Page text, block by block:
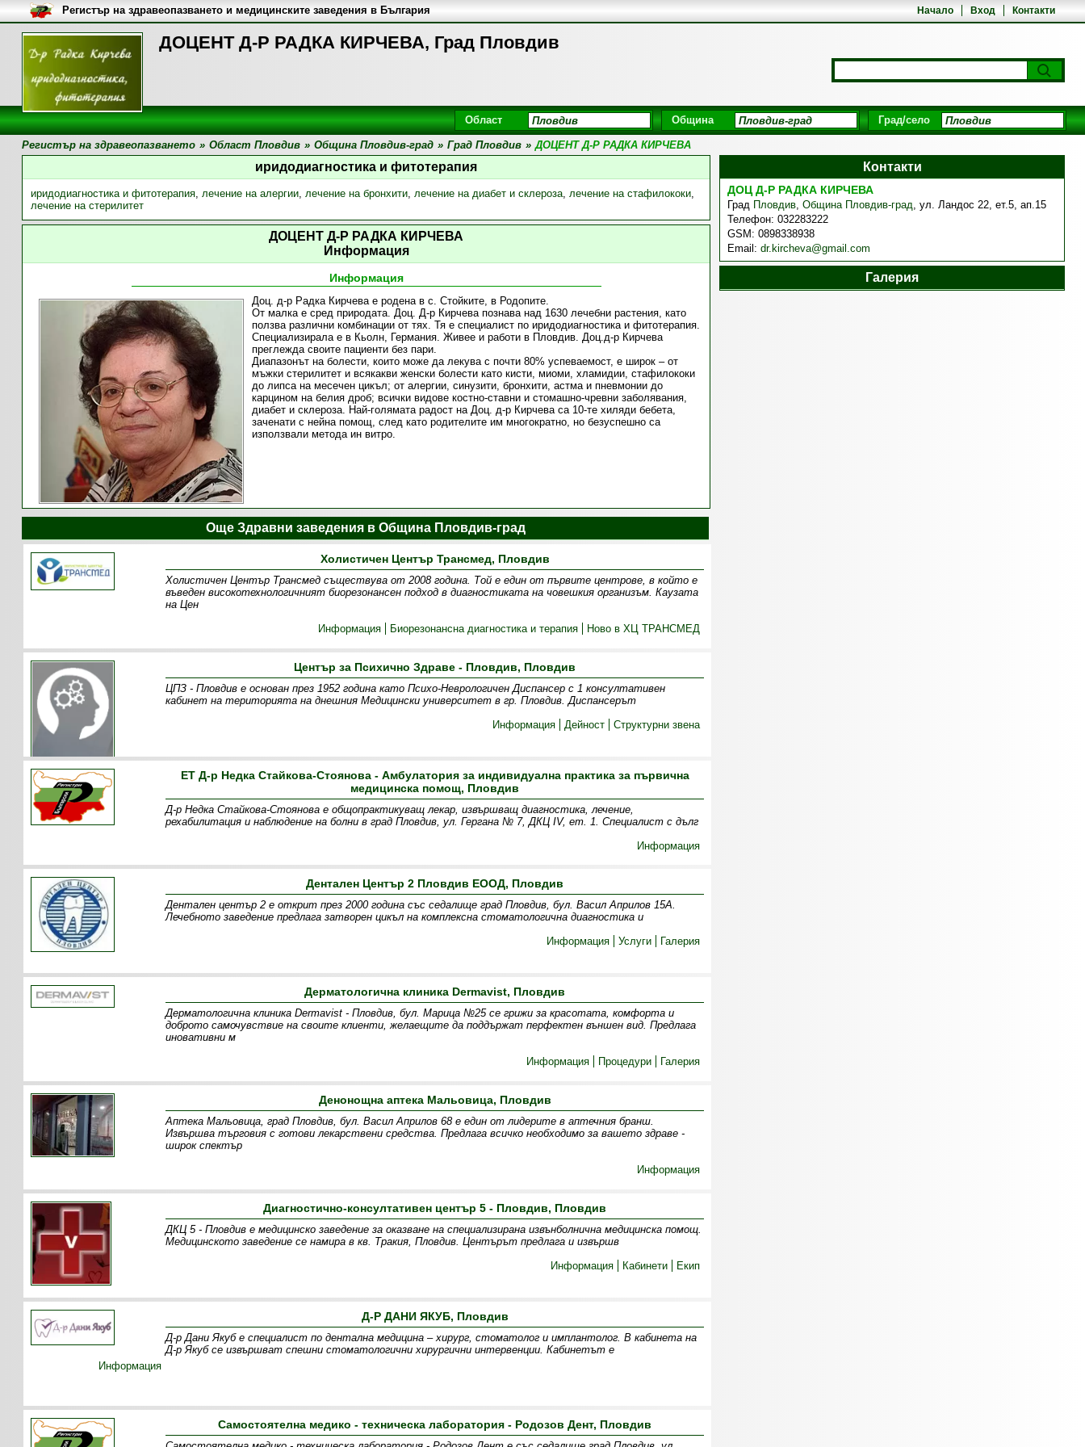
ДОЦЕНТ Д-Р РАДКА КИРЧЕВА, Град Пловдив
Начало Вход Контакти
Регистър на здравеопазването и медицинските заведения в България
Област Община Град/село
Регистър на здравеопазването » Област Пловдив » Община Пловдив-град » Град Пловдив » ДОЦЕНТ Д-Р РАДКА КИРЧЕВА
иридодиагностика и фитотерапия
иридодиагностика и фитотерапия, лечение на алергии, лечение на бронхити, лечение на диабет и склероза, лечение на стафилококи,
лечение на стерилитет
ДОЦЕНТ Д-Р РАДКА КИРЧЕВА
Информация
Информация
Доц. д-р Радка Кирчева е родена в с. Стойките, в Родопите.
От малка е сред природата. Доц. Д-р Кирчева познава над 1630 лечебни растения, като
ползва различни комбинации от тях. Тя е специалист по иридодиагностика и фитотерапия.
Специализирала е в Кьолн, Германия. Живее и работи в Пловдив. Доц.д-р Кирчева
преглежда своите пациенти без пари.
Диапазонът на болести, които може да лекува с почти 80% успеваемост, е широк – от
мъжки стерилитет и всякакви женски болести като кисти, миоми, хламидии, стафилококи
до липса на месечен цикъл; от алергии, синузити, бронхити, астма и пневмонии до
карцином на белия дроб; всички видове костно-ставни и стомашно-чревни заболявания,
диабет и склероза. Най-голямата радост на Доц. д-р Кирчева са 10-те хиляди бебета,
заченати с нейна помощ, след като родителите им многократно, но безуспешно са
използвали метода ин витро.
Контакти
ДОЦ Д-Р РАДКА КИРЧЕВА
Град Пловдив, Община Пловдив-град, ул. Ландос 22, ет.5, ап.15
Телефон: 032283222
GSM: 0898338938
Email: dr.kircheva@gmail.com
Галерия
Още Здравни заведения в Община Пловдив-град
Холистичен Център Трансмед, Пловдив
Холистичен Център Трансмед съществува от 2008 година. Той е един от първите центрове, в който е
въведен високотехнологичният биорезонансен подход в диагностиката на човешкия организъм. Каузата
на Цен
Информация
Биорезонансна диагностика и терапия Ново в ХЦ ТРАНСМЕД
Център за Психично Здраве - Пловдив, Пловдив
ЦПЗ - Пловдив е основан през 1952 година като Психо-Неврологичен Диспансер с 1 консултативен
кабинет на територията на днешния Медицински университет в гр. Пловдив. Диспансерът
Информация
Дейност Структурни звена
ЕТ Д-р Недка Стайкова-Стоянова - Амбулатория за индивидуална практика за първична
медицинска помощ, Пловдив
Д-р Недка Стайкова-Стоянова е общопрактикуващ лекар, извършващ диагностика, лечение,
рехабилитация и наблюдение на болни в град Пловдив, ул. Гергана № 7, ДКЦ ІV, ет. 1. Специалист с дълг
Информация
Дентален Център 2 Пловдив ЕООД, Пловдив
Дентален център 2 е открит през 2000 година със седалище град Пловдив, бул. Васил Априлов 15А.
Лечебното заведение предлага затворен цикъл на комплексна стоматологична диагностика и
Информация
Услуги Галерия
Дерматологична клиника Dermavist, Пловдив
Дерматологична клиника Dermavist - Пловдив, бул. Марица №25 се грижи за красотата, комфорта и
доброто самочувствие на своите клиенти, желаещите да поддържат перфектен външен вид. Предлага
иновативни м
Информация
Процедури Галерия
Денонощна аптека Мальовица, Пловдив
Аптека Мальовица, град Пловдив, бул. Васил Априлов 68 е един от лидерите в аптечния бранш.
Извършва търговия с готови лекарствени средства. Предлага всичко необходимо за вашето здраве -
широк спектър
Информация
Диагностично-консултативен център 5 - Пловдив, Пловдив
ДКЦ 5 - Пловдив е медицинско заведение за оказване на специализирана извънболнична медицинска помощ.
Медицинското заведение се намира в кв. Тракия, Пловдив. Центърът предлага и извършв
Информация
Кабинети Екип
Д-Р ДАНИ ЯКУБ, Пловдив
Д-р Дани Якуб е специалист по дентална медицина – хирург, стоматолог и имплантолог. В кабинета на
Д-р Якуб се извършват спешни стоматологични хирургични интервенции. Кабинетът е
Информация
Самостоятелна медико - техническа лаборатория - Родозов Дент, Пловдив